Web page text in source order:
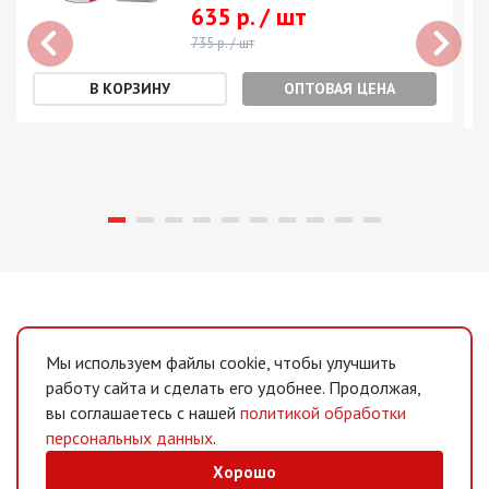
635 р. / шт
735 р. / шт
ОПТОВАЯ ЦЕНА
Мы используем файлы cookie, чтобы улучшить
работу сайта и сделать его удобнее. Продолжая,
вы соглашаетесь с нашей политикой обработки
персональных данных.
Хорошо